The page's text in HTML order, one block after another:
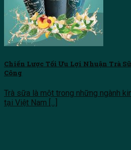
Chiến Lược Tối Ưu Lợi Nhuận Trà
Công
Trà sữa là một trong những ngành
tại Việt Nam [...]